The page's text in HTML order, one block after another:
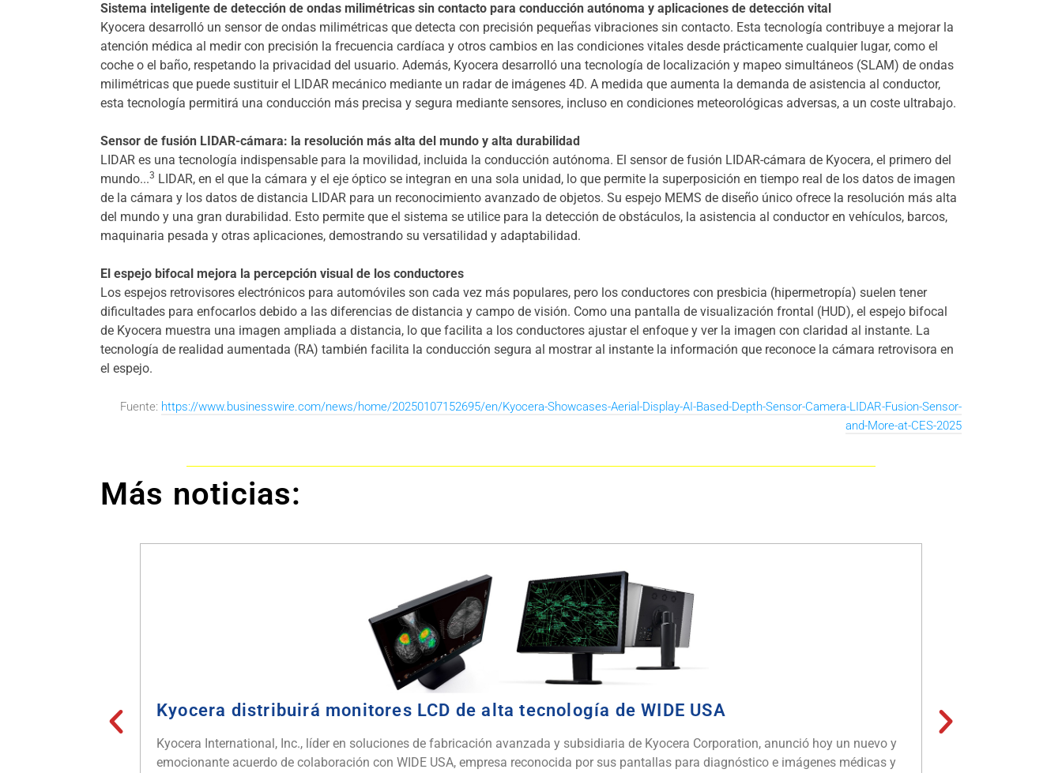
Sistema inteligente de detección de ondas milimétricas sin contacto para conducción autónoma y aplicaciones de detección vital
Kyocera desarrolló un sensor de ondas milimétricas que detecta con precisión pequeñas vibraciones sin contacto. Esta tecnología contribuye a mejorar la
atención médica al medir con precisión la frecuencia cardíaca y otros cambios en las condiciones vitales desde prácticamente cualquier lugar, como el
coche o el baño, respetando la privacidad del usuario. Además, Kyocera desarrolló una tecnología de localización y mapeo simultáneos (SLAM) de ondas
milimétricas que puede sustituir el LIDAR mecánico mediante un radar de imágenes 4D. A medida que aumenta la demanda de asistencia al conductor,
esta tecnología permitirá una conducción más precisa y segura mediante sensores, incluso en condiciones meteorológicas adversas, a un coste ultrabajo.
Sensor de fusión LIDAR-cámara: la resolución más alta del mundo y alta durabilidad
LIDAR es una tecnología indispensable para la movilidad, incluida la conducción autónoma. El sensor de fusión LIDAR-cámara de Kyocera, el primero del
mundo...3 LIDAR, en el que la cámara y el eje óptico se integran en una sola unidad, lo que permite la superposición en tiempo real de los datos de imagen
de la cámara y los datos de distancia LIDAR para un reconocimiento avanzado de objetos. Su espejo MEMS de diseño único ofrece la resolución más alta
del mundo y una gran durabilidad. Esto permite que el sistema se utilice para la detección de obstáculos, la asistencia al conductor en vehículos, barcos,
maquinaria pesada y otras aplicaciones, demostrando su versatilidad y adaptabilidad.
El espejo bifocal mejora la percepción visual de los conductores
Los espejos retrovisores electrónicos para automóviles son cada vez más populares, pero los conductores con presbicia (hipermetropía) suelen tener
dificultades para enfocarlos debido a las diferencias de distancia y campo de visión. Como una pantalla de visualización frontal (HUD), el espejo bifocal
de Kyocera muestra una imagen ampliada a distancia, lo que facilita a los conductores ajustar el enfoque y ver la imagen con claridad al instante. La
tecnología de realidad aumentada (RA) también facilita la conducción segura al mostrar al instante la información que reconoce la cámara retrovisora en
el espejo.
Fuente: https://www.businesswire.com/news/home/20250107152695/en/Kyocera-Showcases-Aerial-Display-AI-Based-Depth-Sensor-Camera-LIDAR-Fusion-Sensor-
and-More-at-CES-2025
Más noticias:
Kyocera distribuirá monitores LCD de alta tecnología de WIDE USA
Kyocera International, Inc., líder en soluciones de fabricación avanzada y subsidiaria de Kyocera Corporation, anunció hoy un nuevo y
emocionante acuerdo de colaboración con WIDE USA, empresa reconocida por sus pantallas para diagnóstico e imágenes médicas y
Ayudando a
fabricación